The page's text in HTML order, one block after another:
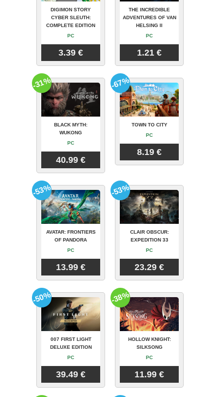
DIGIMON STORY
CYBER SLEUTH:
COMPLETE EDITION
PC
3.39 €
THE INCREDIBLE
ADVENTURES OF VAN
HELSING II
PC
1.21 €
BLACK MYTH:
WUKONG
PC
40.99 €
-31%
TOWN TO CITY
PC
8.19 €
-67%
AVATAR: FRONTIERS
OF PANDORA
PC
13.99 €
-53%
CLAIR OBSCUR:
EXPEDITION 33
PC
23.29 €
-53%
007 FIRST LIGHT
DELUXE EDITION
PC
39.49 €
-50%
HOLLOW KNIGHT:
SILKSONG
PC
11.99 €
-38%